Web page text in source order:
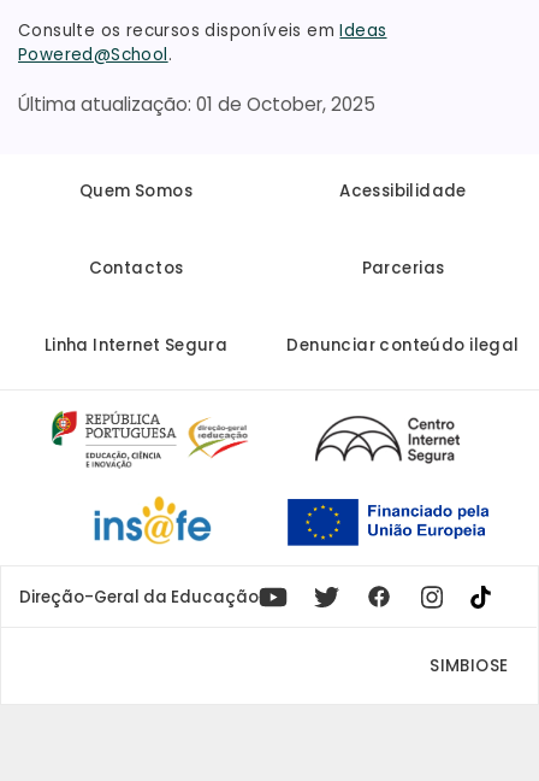
Consulte os recursos disponíveis emIdeas
Powered@School.
01 de October, 2025
Quem Somos Acessibilidade
Contactos Parcerias
Linha Internet Segura Denunciar conteúdo ilegal
Direção-Geral da Educação
SIMBIOSE
Youtube
X
Facebook
Instagram